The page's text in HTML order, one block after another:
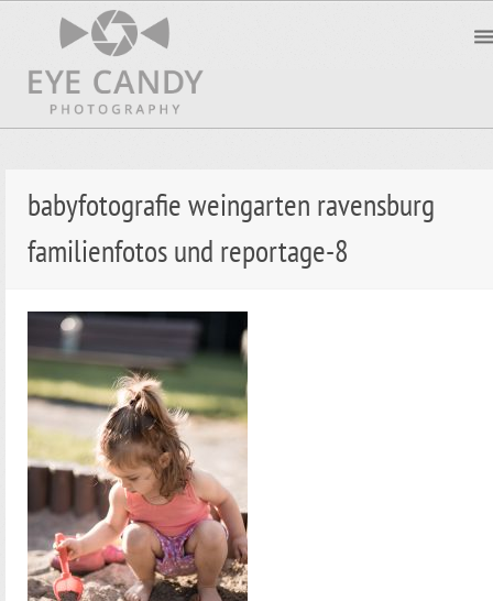
babyfotografie weingarten ravensburg
familienfotos und reportage-8